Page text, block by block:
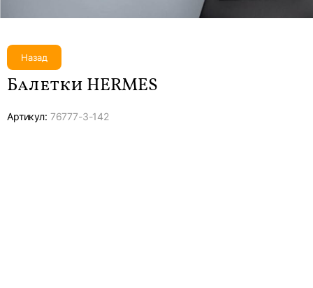
Назад
Балетки HERMES
Артикул: 76777-3-142